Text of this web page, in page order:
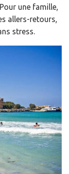
une famille,
allers-retours,
stress.